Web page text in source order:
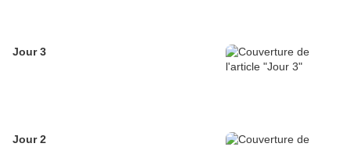
Jour 3
Jour 2